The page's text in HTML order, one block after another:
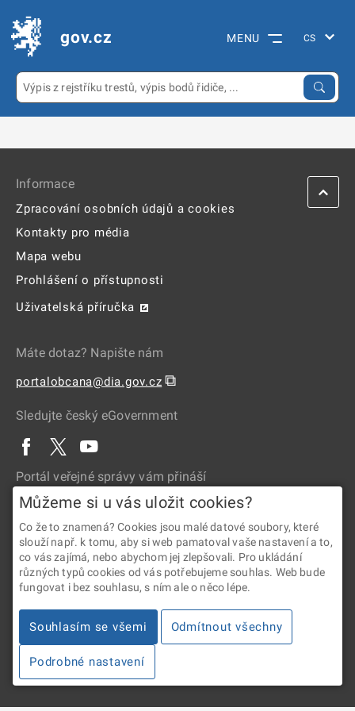
gov.cz MENU
Informace
Zpracování osobních údajů a cookies
Kontakty pro média
Mapa webu
Prohlášení o přístupnosti
Uživatelská příručka
Máte dotaz? Napište nám
portalobcana@dia.gov.cz ⧉
Sledujte český eGovernment
Portál veřejné správy vám přináší
2026 © Digitální a informační agentura • Informace jsou poskytovány
v souladu se zákonem č. 106/1999 Sb., o svobodném přístupu
Verze 4.2.288
Můžeme si u vás uložit cookies?
Co že to znamená? Cookies jsou malé datové soubory, které
slouží např. k tomu, aby si web pamatoval vaše nastavení a to,
co vás zajímá, nebo abychom jej zlepšovali. Pro ukládání
různých typů cookies od vás potřebujeme souhlas. Web bude
fungovat i bez souhlasu, s ním ale o něco lépe.
Souhlasím se všemi Odmítnout všechny
Podrobné nastavení